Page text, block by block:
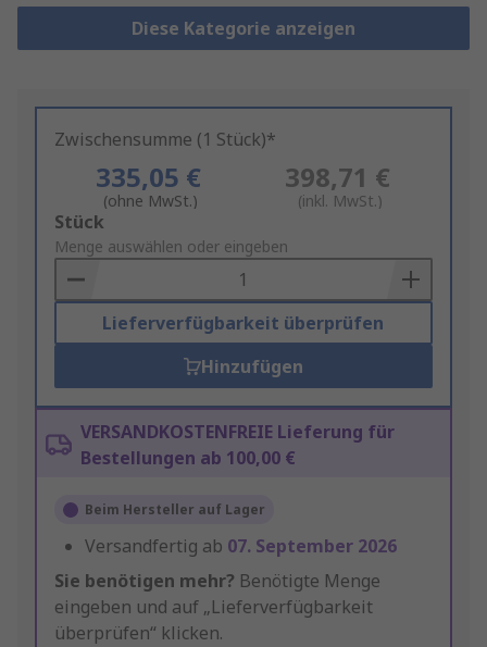
Diese Kategorie anzeigen
Zwischensumme (1 Stück)*
335,05 €
(ohne MwSt.)
398,71 €
(inkl. MwSt.)
Add
to
Basket
Stück
Menge auswählen oder eingeben
Lieferverfügbarkeit überprüfen
Hinzufügen
VERSANDKOSTENFREIE Lieferung für
Bestellungen ab 100,00 €
Beim Hersteller auf Lager
Versandfertig ab 07. September 2026
Sie benötigen mehr? Benötigte Menge
eingeben und auf „Lieferverfügbarkeit
überprüfen“ klicken.